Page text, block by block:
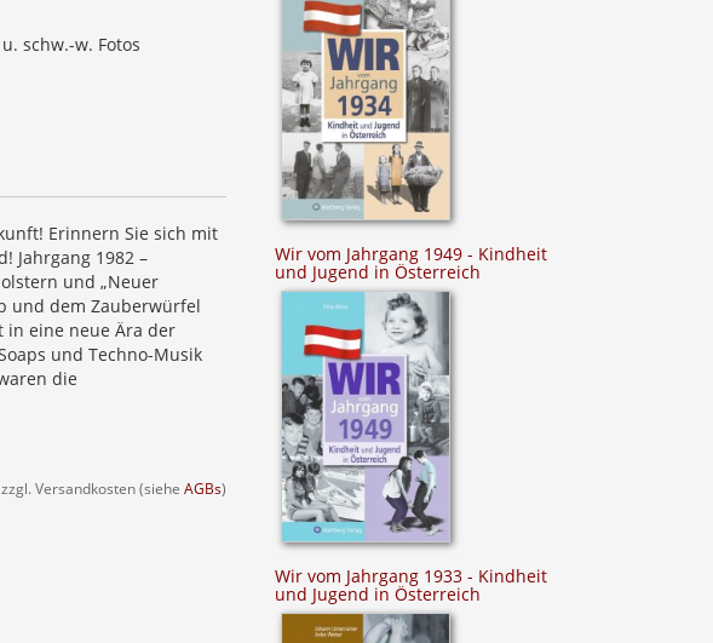
schw.-w. Fotos
Erinnern Sie sich mit
Jahrgang 1982 –
und „Neuer
und dem Zauberwürfel
in eine neue Ära der
und Techno-Musik
die
Versandkosten (siehe AGBs)
Wir vom Jahrgang 1949 - Kindheit
und Jugend in Österreich
Wir vom Jahrgang 1933 - Kindheit
und Jugend in Österreich